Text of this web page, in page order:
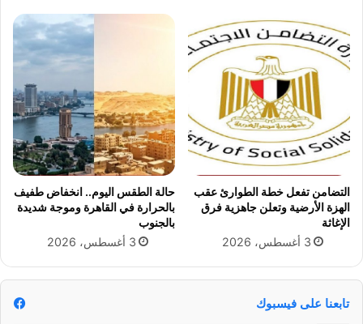
ي
و
ا
ل
ب
ا
ج
ه
ن
م
ص
إ
س
ر
ي
ل
و
ن
ا
ن
.
و
ه
التضامن تفعل خطة الطوارئ عقب
الهزة الأرضية وتعلن جاهزية فرق
الإغاثة
3 أغسطس، 2026
حالة الطقس اليوم.. انخفاض طفيف
بالحرارة في القاهرة وموجة شديدة
بالجنوب
3 أغسطس، 2026
تابعنا على فيسبوك